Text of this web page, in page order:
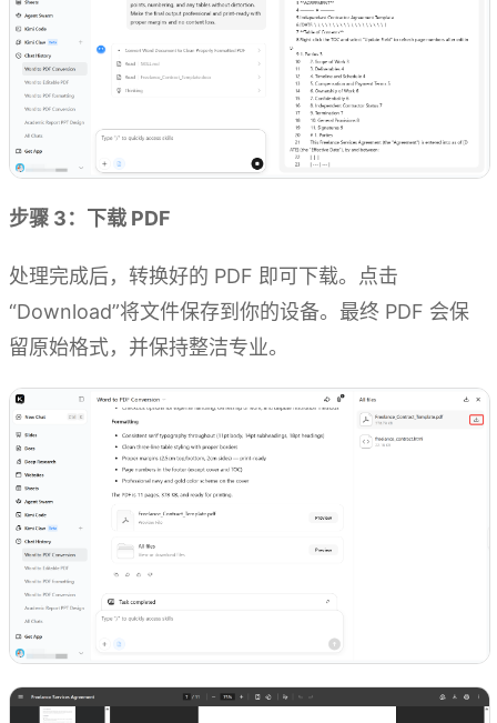
步骤 3：下载 PDF
处理完成后，转换好的 PDF 即可下载。点击
“Download”将文件保存到你的设备。最终 PDF 会保
留原始格式，并保持整洁专业。